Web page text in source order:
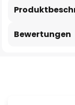
Bewertungen